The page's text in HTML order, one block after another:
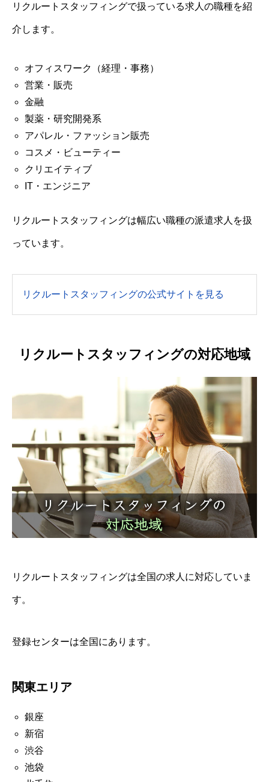
リクルートスタッフィングで扱っている求人の職種を紹
介します。
オフィスワーク（経理・事務）
営業・販売
金融
製薬・研究開発系
アパレル・ファッション販売
コスメ・ビューティー
クリエイティブ
IT・エンジニア
リクルートスタッフィングは幅広い職種の派遣求人を扱
っています。
リクルートスタッフィングの公式サイトを見る
リクルートスタッフィングの対応地域
リクルートスタッフィングは全国の求人に対応していま
す。
登録センターは全国にあります。
関東エリア
銀座
新宿
渋谷
池袋